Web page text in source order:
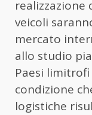
veicoli
mercato
allo studio
Paesi
condizione
logistiche